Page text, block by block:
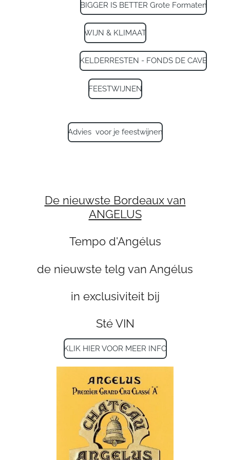
BIGGER IS BETTER Grote Formaten
WIJN & KLIMAAT
KELDERRESTEN - FONDS DE CAVE
FEESTWIJNEN
Advies voor je feestwijnen
De nieuwste Bordeaux van
ANGELUS
Tempo d'Angélus
de nieuwste telg van Angélus
in exclusiviteit bij
Sté VIN
KLIK HIER VOOR MEER INFO